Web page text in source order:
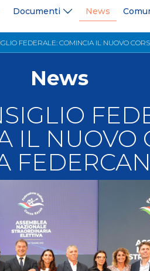
Documenti News
FEDERALE: COMINCIA IL NUOVO
News
IL NUOVO